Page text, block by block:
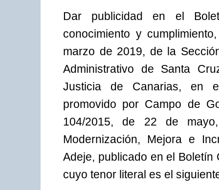
Dar publicidad en el
conocimiento y
marzo de 2019, de la
Administrativo de Santa
Justicia de Canarias, en
promovido por Campo de
104/2015, de 22 de
Modernización, Mejora e
Adeje, publicado en el
cuyo tenor literal es el